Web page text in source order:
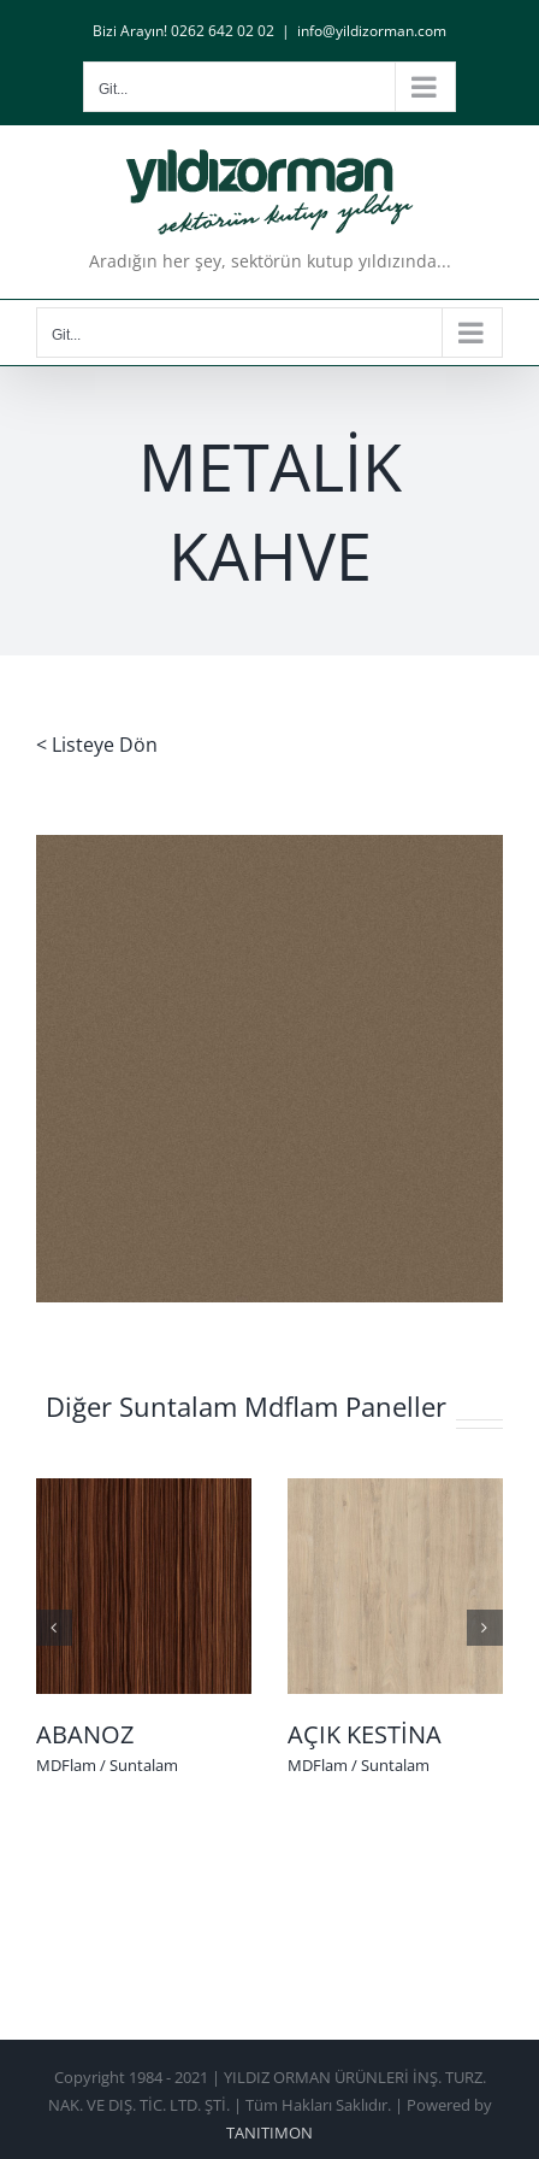
Bizi Arayın! 0262 642 02 02 | info@yildizorman.com
Git...
Aradığın her şey, sektörün kutup yıldızında...
Git...
METALİK
KAHVE
< Listeye Dön
Diğer Suntalam Mdflam Paneller
ABANOZ
MDFlam / Suntalam
AÇIK KESTİNA
MDFlam / Suntalam
Copyright 1984 - 2021 | YILDIZ ORMAN ÜRÜNLERİ İNŞ. TURZ.
NAK. VE DIŞ. TİC. LTD. ŞTİ. | Tüm Hakları Saklıdır. | Powered by
TANITIMON